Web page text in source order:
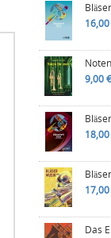
9,00 €
Das